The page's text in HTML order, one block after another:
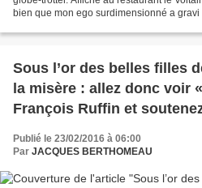
bien que mon ego surdimensionné a
Sous l’or des belles filles
la misère : allez donc voir
François Ruffin et
producteurs !
Publié le 23/02/2016 à 06:00
Par JACQUES BERTHOMEAU